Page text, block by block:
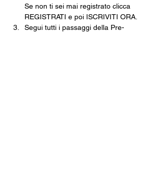
Se non ti sei mai registrato clicca
REGISTRATI e poi ISCRIVITI ORA.
Segui tutti i passaggi della Pre-